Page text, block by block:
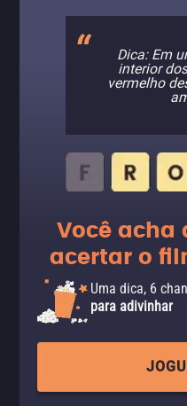
Dica: Em
interior
vermelho
Você acha
acertar o
Uma dica, 6
para adivinhar